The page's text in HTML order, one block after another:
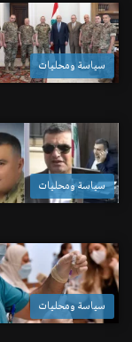
سياسة ومحليات
سياسة ومحليات
سياسة ومحليات